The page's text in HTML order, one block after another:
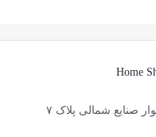
صنایع شمالی پلاک ۷